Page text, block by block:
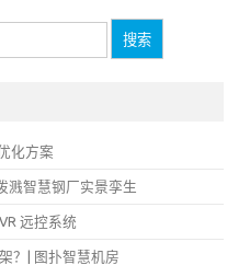
化方案
溅智慧钢厂实景孪生
远控系统
？| 图扑智慧机房